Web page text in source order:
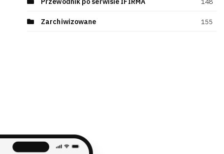
Zarchiwizowane 155